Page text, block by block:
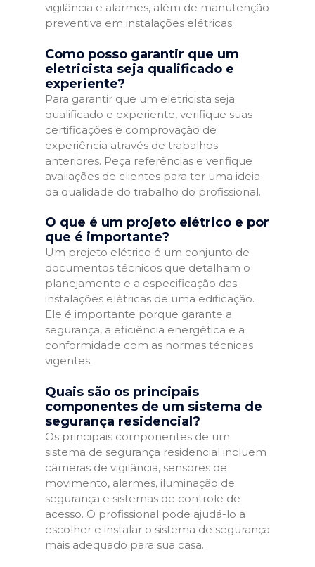
vigilância e alarmes, além de manutenção
preventiva em instalações elétricas.
Como posso garantir que um
eletricista seja qualificado e
experiente?
Para garantir que um eletricista seja
qualificado e experiente, verifique suas
certificações e comprovação de
experiência através de trabalhos
anteriores. Peça referências e verifique
avaliações de clientes para ter uma ideia
da qualidade do trabalho do profissional.
O que é um projeto elétrico e por
que é importante?
Um projeto elétrico é um conjunto de
documentos técnicos que detalham o
planejamento e a especificação das
instalações elétricas de uma edificação.
Ele é importante porque garante a
segurança, a eficiência energética e a
conformidade com as normas técnicas
vigentes.
Quais são os principais
componentes de um sistema de
segurança residencial?
Os principais componentes de um
sistema de segurança residencial incluem
câmeras de vigilância, sensores de
movimento, alarmes, iluminação de
segurança e sistemas de controle de
acesso. O profissional pode ajudá-lo a
escolher e instalar o sistema de segurança
mais adequado para sua casa.